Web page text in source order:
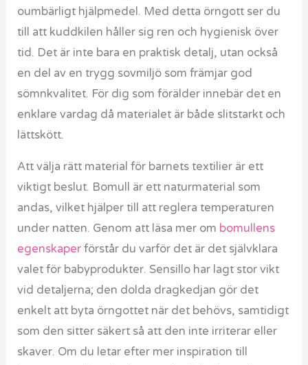
oumbärligt hjälpmedel. Med detta örngott ser du
till att kuddkilen håller sig ren och hygienisk över
tid. Det är inte bara en praktisk detalj, utan också
en del av en trygg sovmiljö som främjar god
sömnkvalitet. För dig som förälder innebär det en
enklare vardag då materialet är både slitstarkt och
lättskött.
Att välja rätt material för barnets textilier är ett
viktigt beslut. Bomull är ett naturmaterial som
andas, vilket hjälper till att reglera temperaturen
under natten. Genom att läsa mer om bomullens
egenskaper förstår du varför det är det självklara
valet för babyprodukter. Sensillo har lagt stor vikt
vid detaljerna; den dolda dragkedjan gör det
enkelt att byta örngottet när det behövs, samtidigt
som den sitter säkert så att den inte irriterar eller
skaver. Om du letar efter mer inspiration till